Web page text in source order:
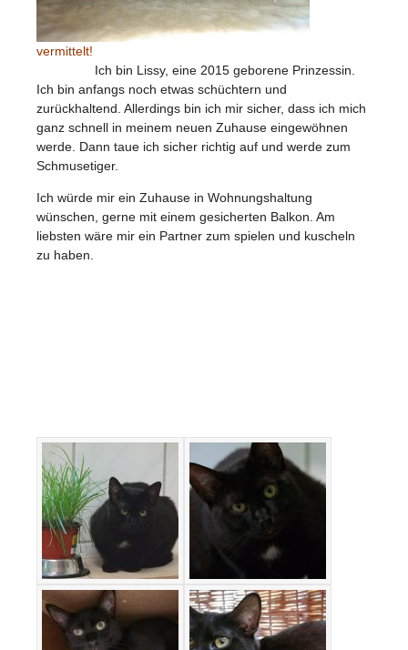
vermittelt!
Ich bin Lissy, eine 2015 geborene Prinzessin.
Ich bin anfangs noch etwas schüchtern und
zurückhaltend. Allerdings bin ich mir sicher, dass ich mich
ganz schnell in meinem neuen Zuhause eingewöhnen
werde. Dann taue ich sicher richtig auf und werde zum
Schmusetiger.
Ich würde mir ein Zuhause in Wohnungshaltung
wünschen, gerne mit einem gesicherten Balkon. Am
liebsten wäre mir ein Partner zum spielen und kuscheln
zu haben.